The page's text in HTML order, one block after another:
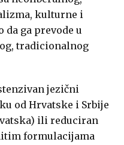
kulturne i
ga prevode u
tradicionalnog
jezični
od Hrvatske i Srbije
ili reduciran
formulacijama